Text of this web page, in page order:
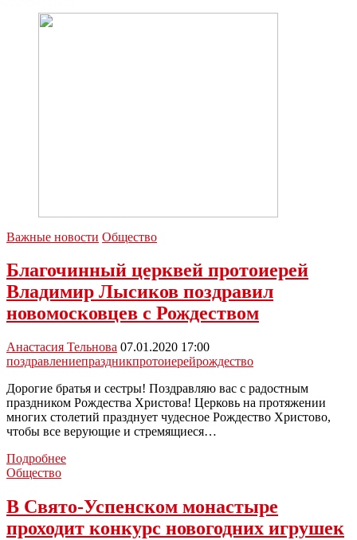
Важные новости Общество
Благочинный церквей протоиерей
Владимир Лысиков поздравил
новомосковцев с Рождеством
Анастасия Тельнова 07.01.2020 17:00
поздравлениепраздникпротоиерейрождество
Дорогие братья и сестры! Поздравляю вас с радостным
праздником Рождества Христова! Церковь на протяжении
многих столетий празднует чудесное Рождество Христово,
чтобы все верующие и стремящиеся…
ПодробнееБлагочинный
Владимир
Лысиков
поздравил
Общество
В Свято-Успенском монастыре
проходит конкурс новогодних игрушек